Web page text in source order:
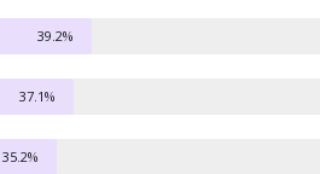
39.2%
37.1%
35.2%